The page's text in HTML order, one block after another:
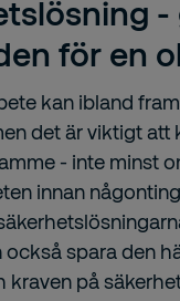
för en
kan ibland
det är viktigt
- inte minst
innan
också spara den
kraven på